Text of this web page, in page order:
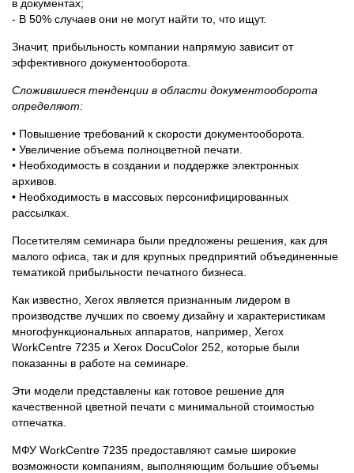
в документах;
- В 50% случаев они не могут найти то, что ищут.
Значит, прибыльность компании напрямую зависит от
эффективного документооборота.
Сложившиеся тенденции в области документооборота
определяют:
• Повышение требований к скорости документооборота.
• Увеличение объема полноцветной печати.
• Необходимость в создании и поддержке электронных
архивов.
• Необходимость в массовых персонифицированных
рассылках.
Посетителям семинара были предложены решения, как для
малого офиса, так и для крупных предприятий объединенные
тематикой прибыльности печатного бизнеса.
Как известно, Xerox является признанным лидером в
производстве лучших по своему дизайну и характеристикам
многофункциональных аппаратов, например, Xerox
WorkCentre 7235 и Xerox DocuColor 252, которые были
показанны в работе на семинаре.
Эти модели представлены как готовое решение для
качественной цветной печати с минимальной стоимостью
отпечатка.
МФУ WorkCentre 7235 предоставляют самые широкие
возможности компаниям, выполняющим большие объемы